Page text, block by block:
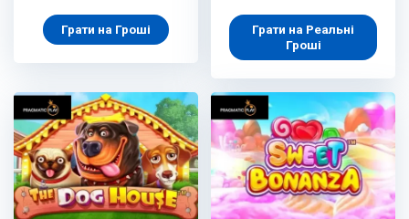
Грати на Гроші
Грати на Реальні
Гроші